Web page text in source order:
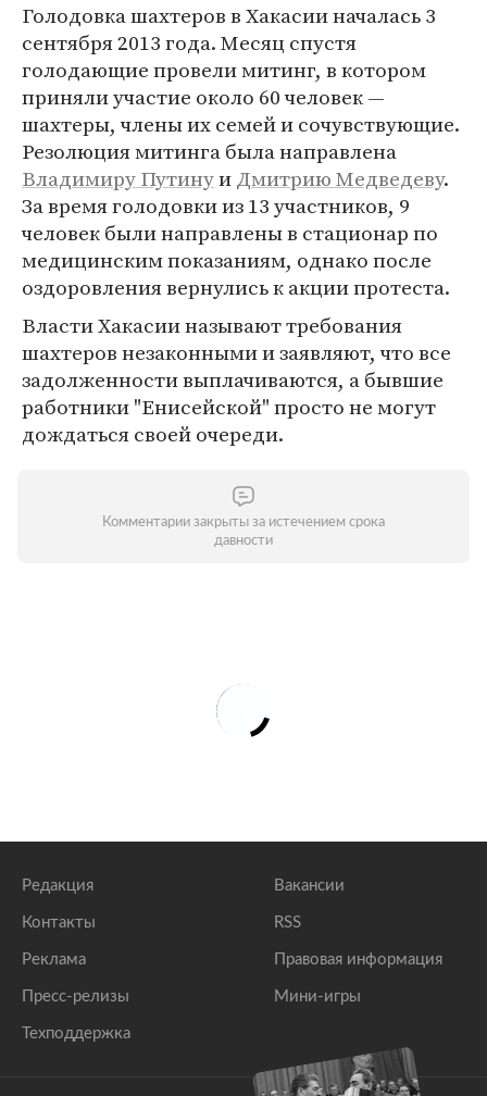
Голодовка шахтеров в Хакасии началась 3
сентября 2013 года. Месяц спустя
голодающие провели митинг, в котором
приняли участие около 60 человек —
шахтеры, члены их семей и сочувствующие.
Резолюция митинга была направлена
Владимиру ПутинуиДмитрию Медведеву.
За время голодовки из 13 участников, 9
человек были направлены в стационар по
медицинским показаниям, однако после
оздоровления вернулись к акции протеста.
Власти Хакасии называют требования
шахтеров незаконными и заявляют, что все
задолженности выплачиваются, а бывшие
работники "Енисейской" просто не могут
дождаться своей очереди.
Комментарии закрыты за истечением срока
давности
Редакция
Контакты
Реклама
Пресс-релизы
Техподдержка
Вакансии
RSS
Правовая информация
Мини-игры